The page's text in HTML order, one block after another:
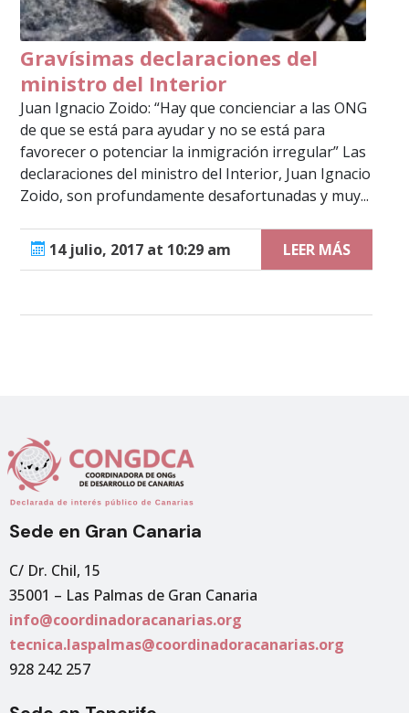
Gravísimas declaraciones del
ministro del Interior
Juan Ignacio Zoido: “Hay que concienciar a las ONG
de que se está para ayudar y no se está para
favorecer o potenciar la inmigración irregular” Las
declaraciones del ministro del Interior, Juan Ignacio
Zoido, son profundamente desafortunadas y muy...
14 julio, 2017 at 10:29 am LEER MÁS
Sede en Gran Canaria
C/ Dr. Chil, 15
35001 – Las Palmas de Gran Canaria
info@coordinadoracanarias.org
tecnica.laspalmas@coordinadoracanarias.org
928 242 257